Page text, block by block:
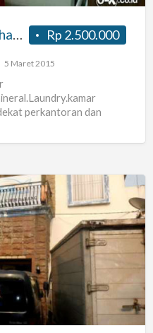
Rp 2.500.000
Kost Kebon Kacang/ Thamrin-plaza Indonesia
5 Maret 2015
perkantoran dan
Indonesia. Plaza